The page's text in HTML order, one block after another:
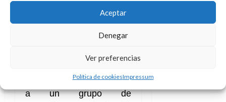
Aceptar
Denegar
Ver preferencias
Política de cookiesImpressum
”. Al fin
y al cabo, estamos ante
un héroe trágico que
cargado con la
responsabilidad de liderar
a un grupo de